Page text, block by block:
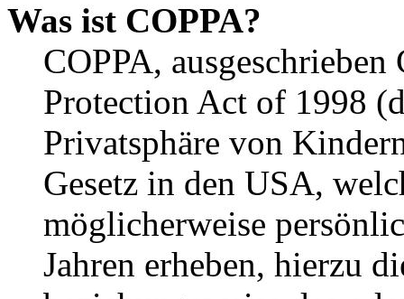
Was ist COPPA?
COPPA,
Protection Act of 1998
Privatsphäre von
Gesetz in den USA,
möglicherweise
Jahren erheben, hierzu